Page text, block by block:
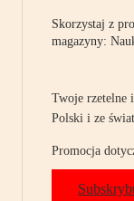
Skorzystaj z
magazyny:
Twoje rzetelne
Polski i ze
Promocja